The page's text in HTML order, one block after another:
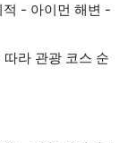
- 아이먼 해변 -
라 관광 코스 순